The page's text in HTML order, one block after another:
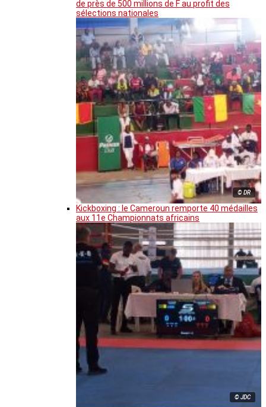
de près de 500 millions de F au profit des
sélections nationales
© DR
Kickboxing : le Cameroun remporte 40 médailles
aux 11e Championnats africains
© JDC